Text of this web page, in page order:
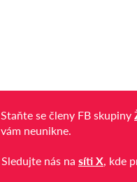
Staňte se členy FB skupiny
vám neunikne.
Sledujte nás nasíti X, kde